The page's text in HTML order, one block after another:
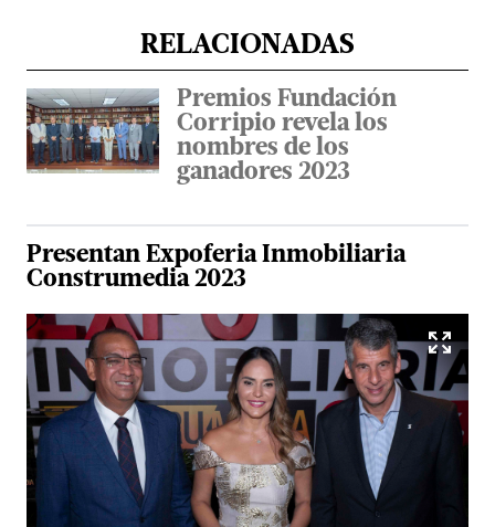
RELACIONADAS
Premios Fundación
Corripio revela los
nombres de los
ganadores 2023
Presentan Expoferia Inmobiliaria
Construmedia 2023